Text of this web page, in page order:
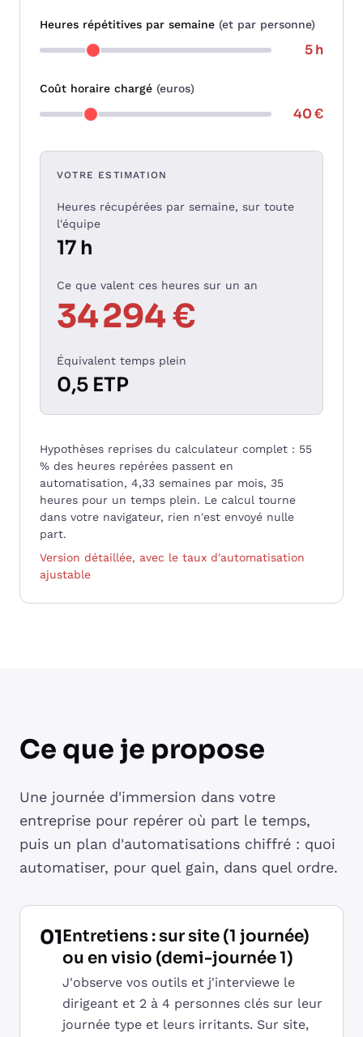
Heures répétitives par semaine (et par personne)
5 h
Coût horaire chargé (euros)
40 €
VOTRE ESTIMATION
Heures récupérées par semaine, sur toute
l'équipe
17 h
Ce que valent ces heures sur un an
34 294 €
Équivalent temps plein
0,5 ETP
Hypothèses reprises du calculateur complet : 55
% des heures repérées passent en
automatisation, 4,33 semaines par mois, 35
heures pour un temps plein. Le calcul tourne
dans votre navigateur, rien n'est envoyé nulle
part.
Version détaillée, avec le taux d'automatisation
ajustable
Ce que je propose
Une journée d'immersion dans votre
entreprise pour repérer où part le temps,
puis un plan d'automatisations chiffré : quoi
automatiser, pour quel gain, dans quel ordre.
01Entretiens : sur site (1 journée)
ou en visio (demi-journée 1)
J'observe vos outils et j'interviewe le
dirigeant et 2 à 4 personnes clés sur leur
journée type et leurs irritants. Sur site,